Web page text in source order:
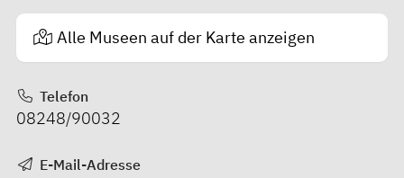
Alle Museen auf der Karte anzeigen
Telefon
08248/90032
E-Mail-Adresse